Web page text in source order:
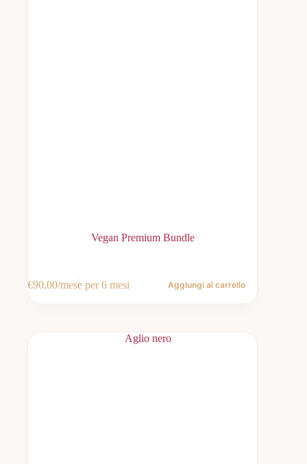
Vegan Premium Bundle
€90,00/mese per 6 mesi Aggiungi al carrello